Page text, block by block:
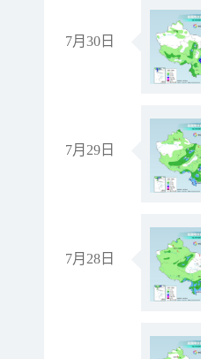
7月30日
7月29日
7月28日